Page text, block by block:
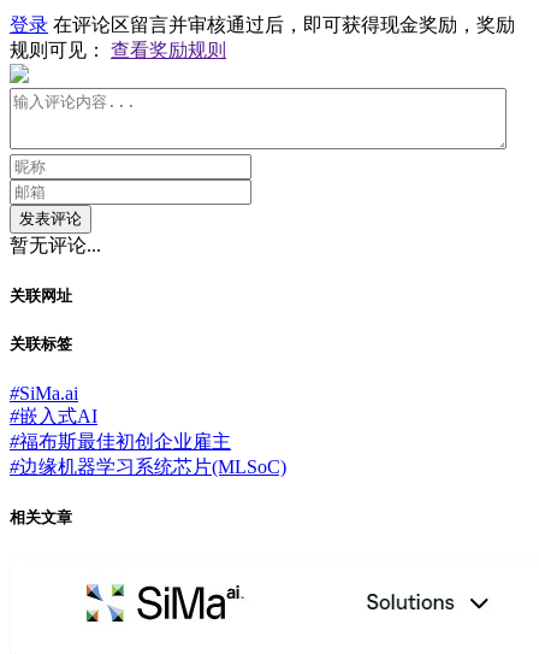
登录 在评论区留言并审核通过后，即可获得现金奖励，奖励
规则可见： 查看奖励规则
发表评论
暂无评论...
关联网址
关联标签
#SiMa.ai
#嵌入式AI
#福布斯最佳初创企业雇主
#边缘机器学习系统芯片(MLSoC)
相关文章